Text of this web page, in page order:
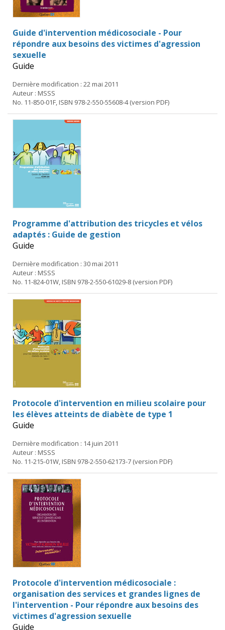
Guide d'intervention médicosociale - Pour
répondre aux besoins des victimes d'agression
sexuelle
Guide
Dernière modification : 22 mai 2011
Auteur : MSSS
No. 11-850-01F, ISBN 978-2-550-55608-4 (version PDF)
Programme d'attribution des tricycles et vélos
adaptés : Guide de gestion
Guide
Dernière modification : 30 mai 2011
Auteur : MSSS
No. 11-824-01W, ISBN 978-2-550-61029-8 (version PDF)
Protocole d'intervention en milieu scolaire pour
les élèves atteints de diabète de type 1
Guide
Dernière modification : 14 juin 2011
Auteur : MSSS
No. 11-215-01W, ISBN 978-2-550-62173-7 (version PDF)
Protocole d'intervention médicosociale :
organisation des services et grandes lignes de
l'intervention - Pour répondre aux besoins des
victimes d'agression sexuelle
Guide